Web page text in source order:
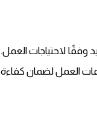
وحتى 15 مايو 2026، مع إمكانية التمديد وفقًا لاحتياجات العمل.
العمل لضمان كفاءة